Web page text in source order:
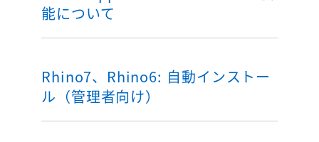
能について
Rhino7、Rhino6: 自動インストー
ル（管理者向け）